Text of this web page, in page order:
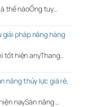
thế nàoỐng tuy…
giải pháp nâng hàng
tốt hiện anyThang…
nâng thủy lực giá rẻ,
naySàn nâng …